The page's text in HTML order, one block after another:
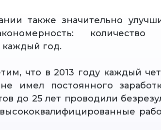
также значительно
каждый год.
что в 2013 году каждый
имел постоянного
до 25 лет проводили